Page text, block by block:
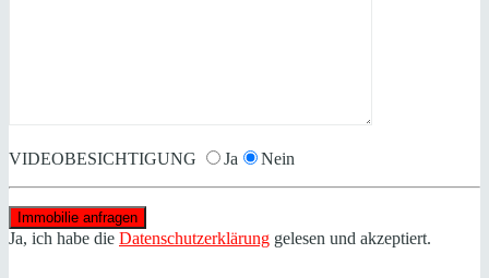
VIDEOBESICHTIGUNG Ja Nein
Ja, ich habe die Datenschutzerklärung gelesen und akzeptiert.